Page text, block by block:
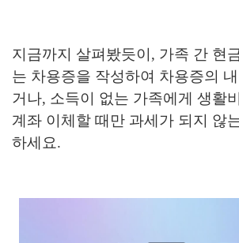
지금까지 살펴봤듯이, 가족 간 현
는 차용증을 작성하여 차용증의
거나, 소득이 없는 가족에게 생활
계좌 이체할 때만 과세가 되지 않
하세요.